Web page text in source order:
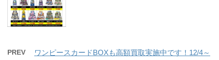
PREV ワンピースカードBOXも高額買取実施中です！12/4～